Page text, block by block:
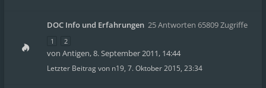
DOC Info und Erfahrungen 25 Antworten 65809 Zugriffe
1 2
von Antigen,8. September 2011, 14:44
Letzter Beitrag von n19, 7. Oktober 2015, 23:34